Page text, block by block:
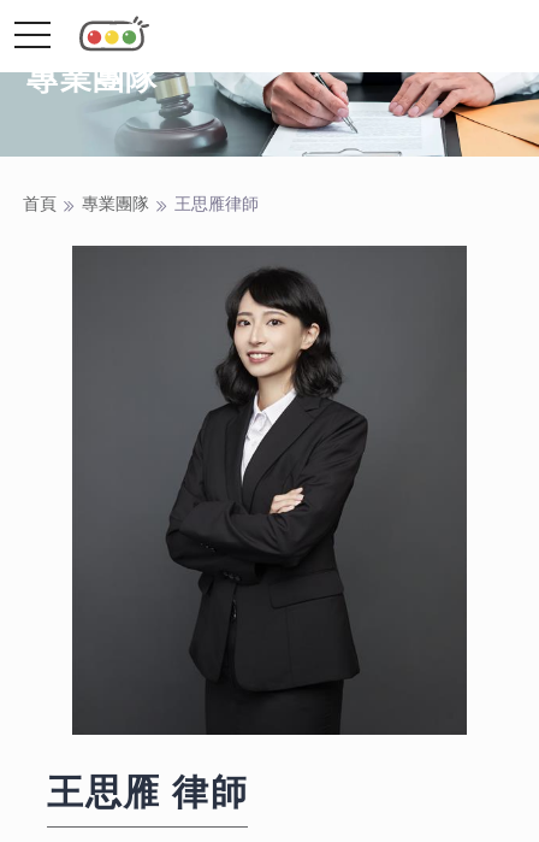
toggle
專業團隊
首頁 專業團隊 王思雁律師
王思雁 律師